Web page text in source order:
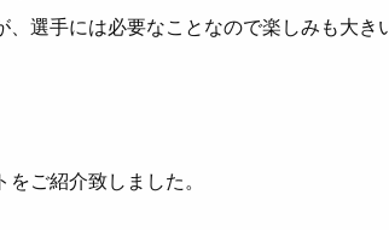
、選手には必要なことなので楽しみも大き
をご紹介致しました。